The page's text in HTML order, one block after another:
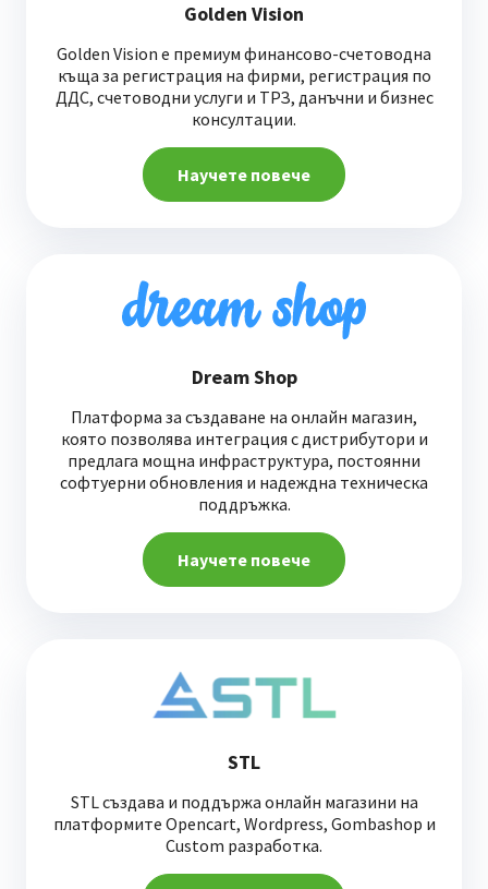
Golden Vision
Golden Vision е премиум финансово-счетоводна
къща за регистрация на фирми, регистрация по
ДДС, счетоводни услуги и ТРЗ, данъчни и бизнес
консултации.
Научете повече
Dream Shop
Платформа за създаване на онлайн магазин,
която позволява интеграция с дистрибутори и
предлага мощна инфраструктура, постоянни
софтуерни обновления и надеждна техническа
поддръжка.
Научете повече
STL
STL създава и поддържа онлайн магазини на
платформите Opencart, Wordpress, Gombashop и
Custom разработка.